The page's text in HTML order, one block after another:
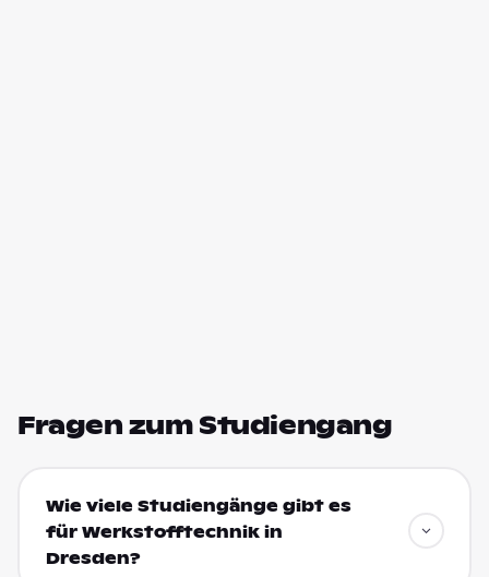
Fragen zum Studiengang
Wie viele Studiengänge gibt es
für Werkstofftechnik in
Dresden?